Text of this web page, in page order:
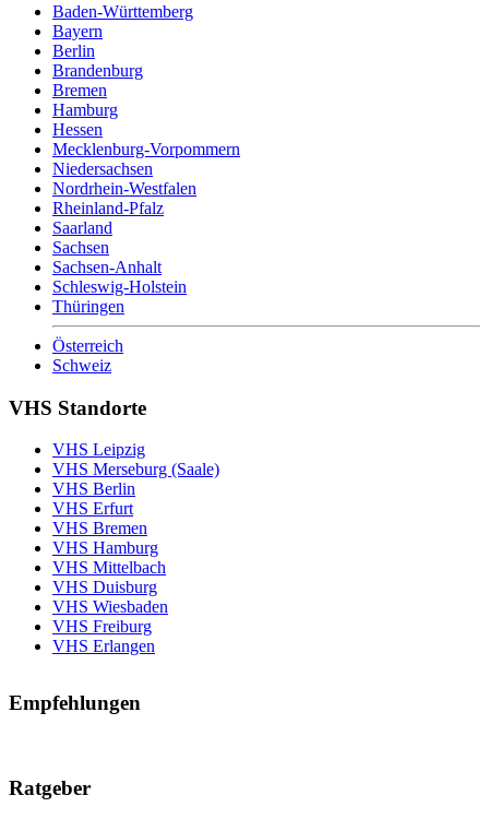
Baden-Württemberg
Bayern
Berlin
Brandenburg
Bremen
Hamburg
Hessen
Mecklenburg-Vorpommern
Niedersachsen
Nordrhein-Westfalen
Rheinland-Pfalz
Saarland
Sachsen
Sachsen-Anhalt
Schleswig-Holstein
Thüringen
Österreich
Schweiz
VHS Standorte
VHS Leipzig
VHS Merseburg (Saale)
VHS Berlin
VHS Erfurt
VHS Bremen
VHS Hamburg
VHS Mittelbach
VHS Duisburg
VHS Wiesbaden
VHS Freiburg
VHS Erlangen
Empfehlungen
Ratgeber